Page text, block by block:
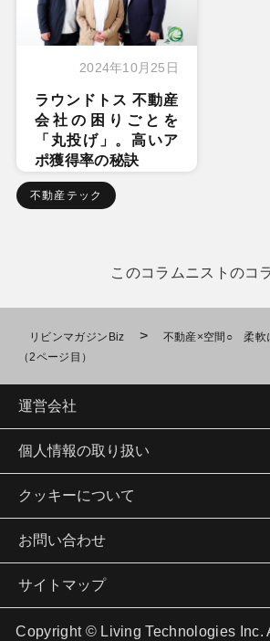
2024年10月25日
ラウンドトス 不動産
会社の困りごとを
「丸投げ」。高いア
ポ獲得率の秘訣
不動産テック
このコラムニストのコ
リビンマガジンBiz >
不動産×空間○ 柔軟
（2ページ目）
運営会社
個人情報の取り扱い
クッキーについて
お問い合わせ
サイトマップ
Copyright © Living Technologies Inc.